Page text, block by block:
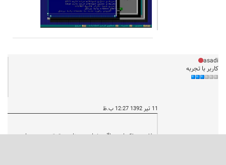
asadi
کاربر با تجربه
11 تیر 1392 12:27 ب.ظ
لازم به ذکر است اگر بخواهیم برنامه حقوق دستمزد داس